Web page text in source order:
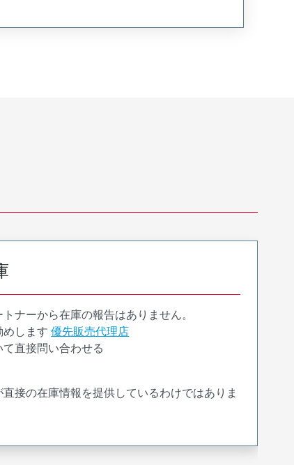
ナーから在庫の報告はありません。
します 優先販売代理店
直接問い合わせる
接の在庫情報を提供しているわけではありま